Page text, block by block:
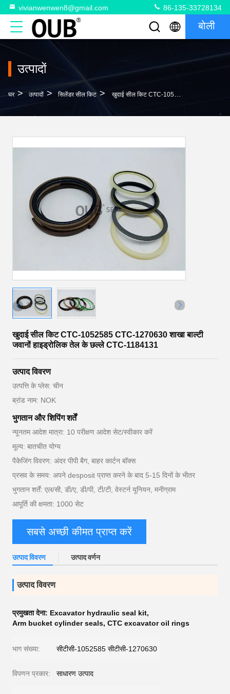
vivianwenwen8@gmail.com 86-135-33728134
बोली
उत्पादों
घर > उत्पादों > सिलेंडर सील किट > खुदाई सील किट CTC-1052585 CTC-1270630 शाखा बाल्टी जवानों हाइड्रोलिक तेल के छल्ले CTC-1184131
खुदाई सील किट CTC-1052585 CTC-1270630 शाखा बाल्टी
जवानों हाइड्रोलिक तेल के छल्ले CTC-1184131
उत्पाद विवरण
उत्पत्ति के प्लेस: चीन
ब्रांड नाम: NOK
भुगतान और शिपिंग शर्तें
न्यूनतम आदेश मात्रा: 10 परीक्षण आदेश सेट/स्वीकार करें
मूल्य: बातचीत योग्य
पैकेजिंग विवरण: अंदर पीपी बैग, बाहर कार्टन बॉक्स
प्रसव के समय: अपने desposit प्राप्त करने के बाद 5-15 दिनों के भीतर
भुगतान शर्तें: एल/सी, डी/ए, डी/पी, टी/टी, वेस्टर्न यूनियन, मनीग्राम
आपूर्ति की क्षमता: 1000 सेट
सबसे अच्छी कीमत प्राप्त करें
उत्पाद विवरण उत्पाद वर्णन
उत्पाद विवरण
प्रमुखता देना: Excavator hydraulic seal kit,
Arm bucket cylinder seals, CTC excavator oil rings
भाग संख्या: सीटीसी-1052585 सीटीसी-1270630
विपणन प्रकार: साधारण उत्पाद